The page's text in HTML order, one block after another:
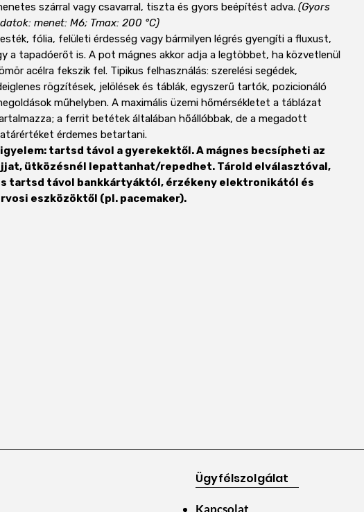
szárral vagy csavarral, tiszta és gyors beépítést adva. (Gyors
menet: M6; Tmax: 200 °C)
fólia, felületi érdesség vagy bármilyen légrés gyengíti a fluxust,
a tapadóerőt is. A pot mágnes akkor adja a legtöbbet, ha közvetlenül
acélra fekszik fel. Tipikus felhasználás: szerelési segédek,
rögzítések, jelölések és táblák, egyszerű tartók, pozicionáló
műhelyben. A maximális üzemi hőmérsékletet a táblázat
a ferrit betétek általában hőállóbbak, de a megadott
érdemes betartani.
tartsd távol a gyerekektől. A mágnes becsípheti az
ütközésnél lepattanhat/repedhet. Tárold elválasztóval,
tartsd távol bankkártyáktól, érzékeny elektronikától és
eszközöktől (pl. pacemaker).
Ügyfélszolgálat